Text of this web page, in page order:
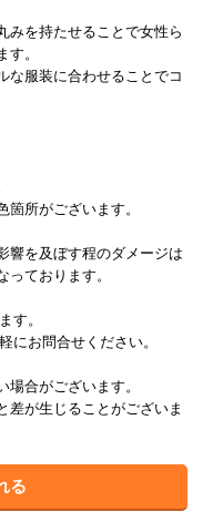
みを持たせることで女性ら
す。
な服装に合わせることでコ
箇所がございます。
響を及ぼす程のダメージは
っております。
す。
にお問合せください。
合がございます。
差が生じることがございま
る